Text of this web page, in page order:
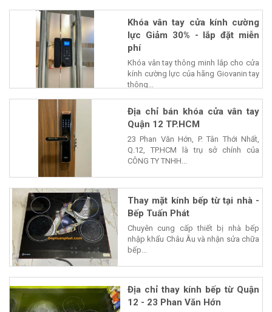
Khóa vân tay cửa kính cường
lực Giảm 30% - lắp đặt miễn
phí
Khóa vân tay thông minh lắp cho cửa
kính cường lực của hãng Giovanin tay
thông...
Địa chỉ bán khóa cửa vân tay
Quận 12 TP.HCM
23 Phan Văn Hớn, P. Tân Thới Nhất,
Q.12, TP.HCM là trụ sở chính của
CÔNG TY TNHH...
Thay mặt kính bếp từ tại nhà -
Bếp Tuấn Phát
Chuyên cung cấp thiết bị nhà bếp
nhập khẩu Châu Âu và nhận sửa chữa
bếp...
Địa chỉ thay kính bếp từ Quận
12 - 23 Phan Văn Hớn